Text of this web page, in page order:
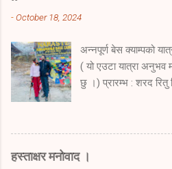
कति माघका चिसा
अमेरिका पुगे । छोराहरु
कत्ति कम भएन । छुटेन
सल्लिपिरले उनको बाटो
-October 18, 2024
अन्नपूर्ण बेस क्याम्पको
( यो एउटा यात्रा अनुभव
छु ।) प्रारम्भ : शरद रितु
। सबैको विदा आदि पर्ने
हुन खोज्ने मनहरु मिल्न
झिनोमसिनो तयारी गरेर
हस्ताक्षर मनोवाद ।